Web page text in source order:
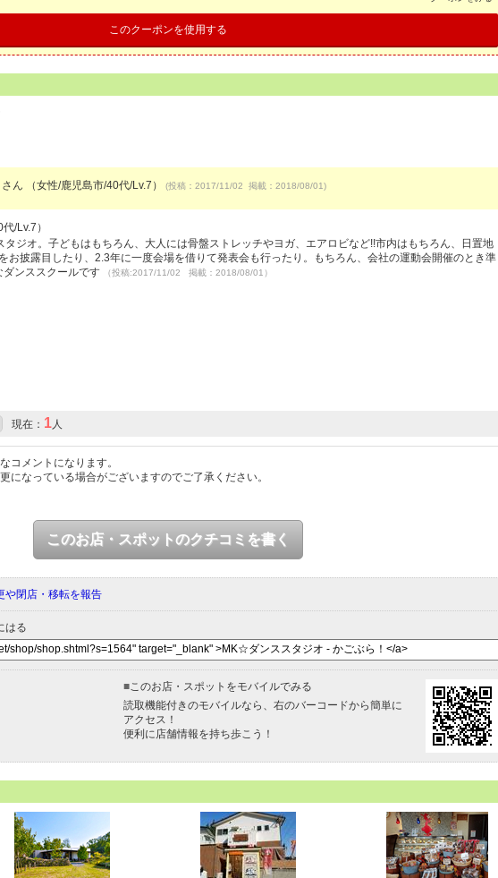
このクーポンを使用する
さん （女性/鹿児島市/40代/Lv.7） (投稿：2017/11/02 掲載：2018/08/01)
/Lv.7）
ジオ。子どもはもちろん、大人には骨盤ストレッチやヨガ、エアロビなど!!市内はもちろん、日置地
お披露目したり、2.3年に一度会場を借りて発表会も行ったり。もちろん、会社の運動会開催のとき準
ンススクールです
（投稿:2017/11/02 掲載：2018/08/01）
現在： 1 人
コメントになります。
になっている場合がございますのでご了承ください。
このお店・スポットのクチコミを書く
や閉店・移転を報告
はる
■ このお店・スポットをモバイルでみる
読取機能付きのモバイルなら、右のバーコードから簡単に
アクセス！
便利に店舗情報を持ち歩こう！